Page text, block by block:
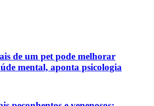
de um pet pode melhorar
mental, aponta psicologia